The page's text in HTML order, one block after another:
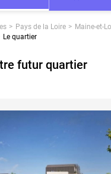
Pays de la Loire
Maine-et-
Le quartier
futur quartier